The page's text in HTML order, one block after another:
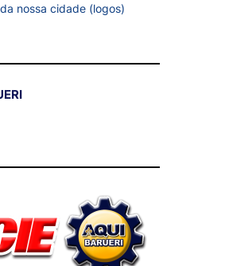
nossa cidade (logos)